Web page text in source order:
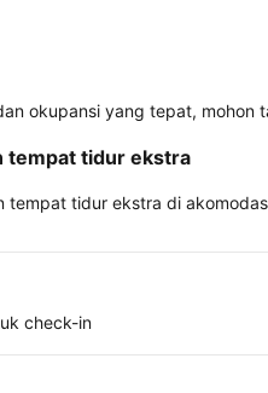
okupansi yang tepat,
tempat tidur ekstra
tempat tidur ekstra di
check-in